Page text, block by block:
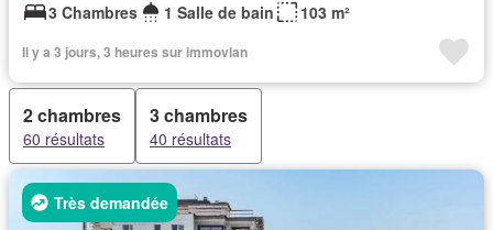
3 Chambres
1 Salle de bain 103 m²
Il y a 3 jours, 3 heures sur immovlan
2 chambres
60 résultats
3 chambres
40 résultats
Très demandée